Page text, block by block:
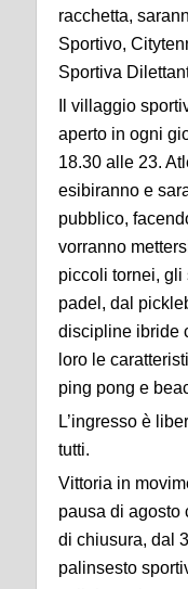
racchetta,
Sportivo,
Sportiva
Il villaggio
aperto in ogni
18.30 alle 23.
esibiranno e
pubblico,
vorranno
piccoli tornei, gli
padel, dal
discipline ibride
loro le
ping pong e
L’ingresso è
tutti.
Vittoria in
pausa di agosto
di chiusura, dal
palinsesto